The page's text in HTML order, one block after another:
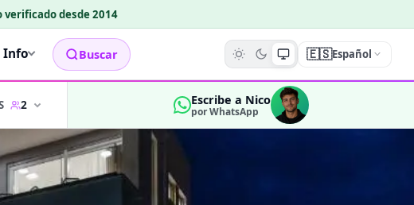
desde 2014
Info Buscar 🇪🇸Español
2 Escribe a Nico
por WhatsApp